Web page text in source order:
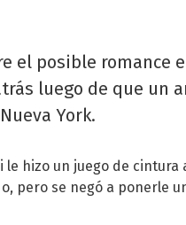
el posible romance
luego de que un
York.
le hizo un juego de
pero se negó a ponerle